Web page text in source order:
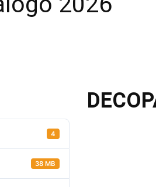
4
38 MB